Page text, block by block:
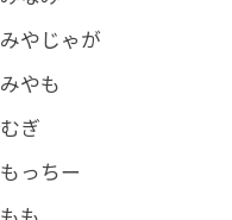
みやじゃが
みやも
むぎ
もっちー